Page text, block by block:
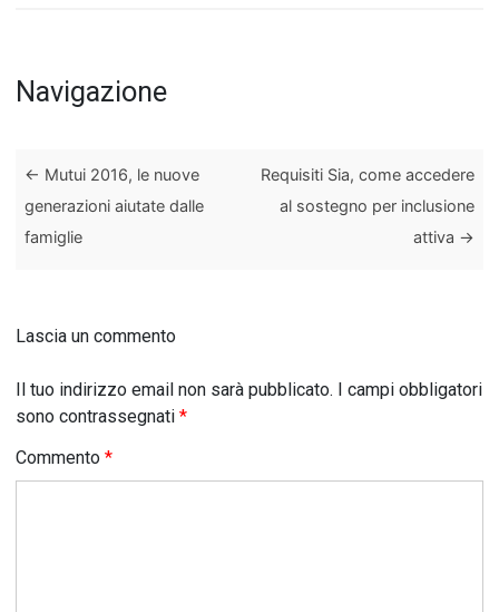
Navigazione
← Mutui 2016, le nuove
generazioni aiutate dalle
famiglie
Requisiti Sia, come accedere
al sostegno per inclusione
attiva →
Lascia un commento
Il tuo indirizzo email non sarà pubblicato. I campi obbligatori
sono contrassegnati *
Commento *